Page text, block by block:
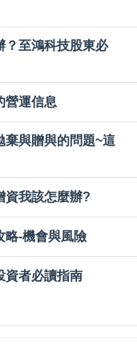
？至鴻科技股東必
營運信息
棄與贈與的問題~這
資我該怎麼辦?
略-機會與風險
資者必讀指南